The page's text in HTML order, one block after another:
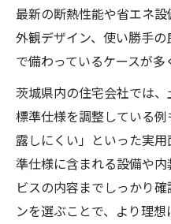
最新の断熱性能や省エネ
外観デザイン、使い勝手
で備わっているケースが多
茨城県内の住宅会社では
標準仕様を調整している
露しにくい」といった実
準仕様に含まれる設備や
ビスの内容までしっかり
ンを選ぶことで、より理